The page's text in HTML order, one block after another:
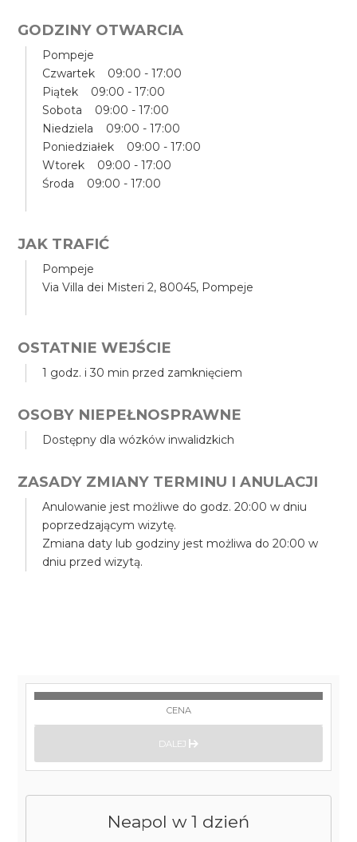
GODZINY OTWARCIA
Pompeje
Czwartek 09:00 - 17:00
Piątek 09:00 - 17:00
Sobota 09:00 - 17:00
Niedziela 09:00 - 17:00
Poniedziałek 09:00 - 17:00
Wtorek 09:00 - 17:00
Środa 09:00 - 17:00
JAK TRAFIĆ
Pompeje
Via Villa dei Misteri 2, 80045, Pompeje
OSTATNIE WEJŚCIE
1 godz. i 30 min przed zamknięciem
OSOBY NIEPEŁNOSPRAWNE
Dostępny dla wózków inwalidzkich
ZASADY ZMIANY TERMINU I ANULACJI
Anulowanie jest możliwe do godz. 20:00 w dniu
poprzedzającym wizytę.
Zmiana daty lub godziny jest możliwa do 20:00 w
dniu przed wizytą.
Neapol w 1 dzień
CENA
DALEJ